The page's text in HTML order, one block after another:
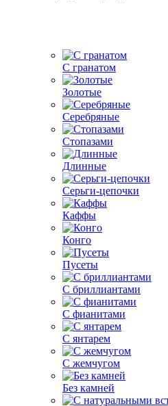
С гранатом
Золотые
Серебряные
Стопазами
Длинные
Серьги-цепочки
Каффы
Конго
Пусеты
С бриллиантами
С фианитами
С янтарем
С жемчугом
Без камней